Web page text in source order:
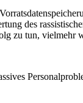
des
zu tun, vielmehr